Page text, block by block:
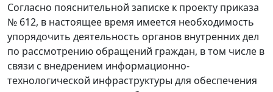
Согласно пояснительной записке к проекту приказа
№ 612, в настоящее время имеется необходимость
упорядочить деятельность органов внутренних дел
по рассмотрению обращений граждан, в том числе в
связи с внедрением информационно-
технологической инфраструктуры для обеспечения